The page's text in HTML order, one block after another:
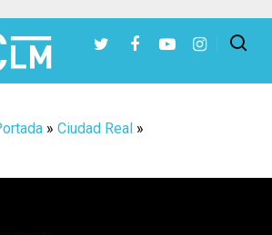
» Ciudad Real »